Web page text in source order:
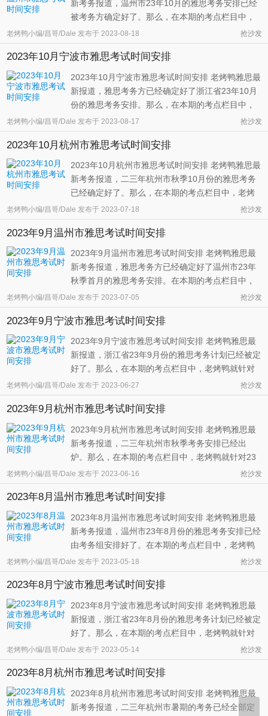
新考务报道，温州市23年10月的雅思考务安排已经
被考务方确定好了。那么，在本期的考点栏目中，
老烤鸭就针对23年10月份温州市的雅思考务安排情
况为大家做个详细的介绍。 和上个月的考试安排一
样，23年十月份的温州市依然只会有一场大型的雅
思考试，而且需要温州地区的同学 ...
老烤鸭小编/昌哥/Dale 发布于 2023-08-18 抢沙发
2023年10月宁波市雅思考试时间安排
2023年10月宁波市雅思考试时间安排 老烤鸭雅思最
新报道，雅思考务方已经确定好了浙江省23年10月
份的雅思考务安排。那么，在本期的考点栏目中，
老烤鸭就针对23年10月份宁波市雅思考务安排情况
为大家做个详细的介绍。 相比上一个月二三年十月
份到宁波市会多增加一次考试的机会，一共会有两
次考试安排这两次考试里面的第一 ...
老烤鸭小编/昌哥/Dale 发布于 2023-08-17 抢沙发
2023年10月杭州市雅思考试时间安排
2023年10月杭州市雅思考试时间安排 老烤鸭雅思最
新考务报道，二三年杭州市秋季10月份的雅思考务
已经确定好了。那么，在本期的考点栏目中，老烤
鸭就针对23年10月份杭州市的雅思考务情况为大家
做个详细的介绍。 和九月份的考安排比较类似，二
三年十月份的杭州市依然会组织两场大型的雅思考
试。这两场考试里面的第一场考试 ...
老烤鸭小编/昌哥/Dale 发布于 2023-07-18 抢沙发
2023年9月温州市雅思考试时间安排
2023年9月温州市雅思考试时间安排 老烤鸭雅思最
新考务报道，雅思考务方已经确定好了温州市23年
秋季首月的雅思考务安排。在本期的考点栏目中，
老烤鸭就针对23年9月份温州市的雅思考务安排情况
为同学们做个具体的总结。 从官方对温州市九月份
的考核安排情况来看，二三年九月份的温州市预计
会组织一场大型的雅思考试，虽然 ...
老烤鸭小编/昌哥/Dale 发布于 2023-07-05 抢沙发
2023年9月宁波市雅思考试时间安排
2023年9月宁波市雅思考试时间安排 老烤鸭雅思最
新报道，浙江省23年9月份的雅思考务计划已经被定
好了。那么，在本期的考点栏目中，老烤鸭就针对
23年9月份宁波市雅思考务安排情况为同学们做个具
体的总结。 根据考务方对宁波市的卡，我安排情况
来看，二三年九月份的宁波市预计会组织一场大型
的雅思考试，同时这场考试只安 ...
老烤鸭小编/昌哥/Dale 发布于 2023-06-27 抢沙发
2023年9月杭州市雅思考试时间安排
2023年9月杭州市雅思考试时间安排 老烤鸭雅思最
新考务报道，二三年杭州市秋季考务安排已经出
炉。那么，在本期的考点栏目中，老烤鸭就针对23
年9月份杭州市的雅思考务情况为同学们做个总结。
相比上个月而言，二三年九月份的杭州市将会减少
一次考试机会。也就是说，一共会有两场大型的雅
思考试，这两场考试里面的首场考试 ...
老烤鸭小编/昌哥/Dale 发布于 2023-06-16 抢沙发
2023年8月温州市雅思考试时间安排
2023年8月温州市雅思考试时间安排 老烤鸭雅思最
新考务报道，温州市23年8月份的雅思考务安排已经
由考务组安排好了。在本期的考点栏目中，老烤鸭
就针对23年8月份温州市的雅思考务安排情况为大家
做个具体的整理。 在八月份，雅思考务方预计会在
温州市举办一场雅思考试，这和上个月的考试次数
保持一致。虽然只有一次考试安 ...
老烤鸭小编/昌哥/Dale 发布于 2023-05-18 抢沙发
2023年8月宁波市雅思考试时间安排
2023年8月宁波市雅思考试时间安排 老烤鸭雅思最
新报道，浙江省23年8月份的雅思考务计划已经被定
好了。那么，在本期的考点栏目中，老烤鸭就针对
23年8月份宁波市雅思考务安排情况为大家做个具体
的介绍。 如果一切按照官方的计划来执行的话，二
三年八月份的宁波市预计会举办三场传统的雅思考
试，和七月份考试次数保持一致 ...
老烤鸭小编/昌哥/Dale 发布于 2023-05-14 抢沙发
2023年8月杭州市雅思考试时间安排
2023年8月杭州市雅思考试时间安排 老烤鸭雅思最
新考务报道，二三年杭州市暑期的考务已经全部定